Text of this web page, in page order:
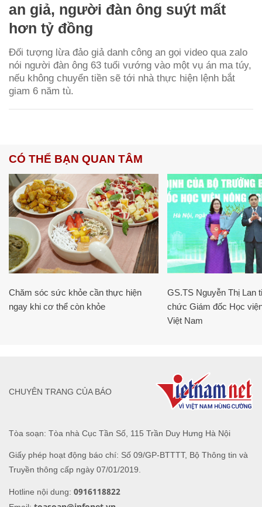
an giả, người đàn ông suýt mất
hơn tỷ đồng
Đối tượng lừa đảo giả danh công an gọi video qua zalo
nói người đàn ông 63 tuổi vướng vào một vụ án ma túy,
nếu không chuyển tiền sẽ tới nhà thực hiện lệnh bắt
giam 6 năm tù.
CÓ THỂ BẠN QUAN TÂM
Chăm sóc sức khỏe cần thực hiện
ngay khi cơ thể còn khỏe
GS.TS Nguyễn Thị Lan
chức Giám đốc Học
Việt Nam
Tòa soạn: Tòa nhà Cục Tần Số, 115 Trần Duy Hưng Hà Nội
Giấy phép hoạt động báo chí: Số 09/GP-BTTTT, Bộ Thông tin và
Truyền thông cấp ngày 07/01/2019.
Hotline nội dung: 0916118822
CHUYÊN TRANG CỦA BÁO